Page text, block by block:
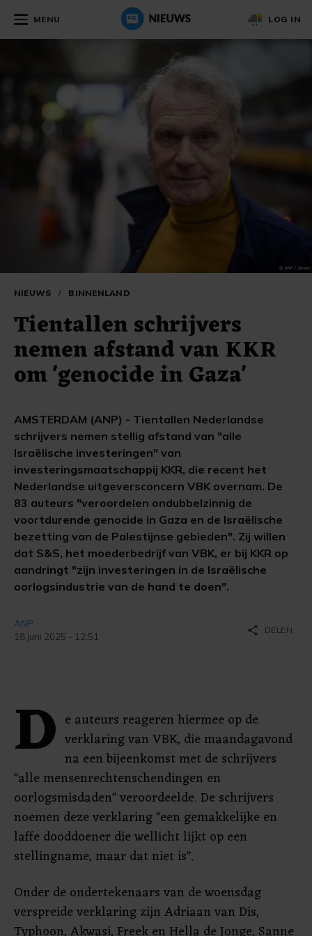
MENU LOG IN
NIEUWS / BINNENLAND
Tientallen schrijvers
nemen afstand van KKR
om 'genocide in Gaza'
AMSTERDAM (ANP) - Tientallen Nederlandse
schrijvers nemen stellig afstand van "alle
Israëlische investeringen" van
investeringsmaatschappij KKR, die recent het
Nederlandse uitgeversconcern VBK overnam. De
83 auteurs "veroordelen ondubbelzinnig de
voortdurende genocide in Gaza en de Israëlische
bezetting van de Palestijnse gebieden". Zij willen
dat S&S, het moederbedrijf van VBK, er bij KKR op
aandringt "zijn investeringen in de Israëlische
oorlogsindustrie van de hand te doen".
ANP
18 juni 2025 - 12:51
share DELEN
D e auteurs reageren hiermee op de
verklaring van VBK, die maandagavond
na een bijeenkomst met de schrijvers
"alle mensenrechtenschendingen en
oorlogsmisdaden" veroordeelde. De schrijvers
noemen deze verklaring "een gemakkelijke en
laffe dooddoener die wellicht lijkt op een
stellingname, maar dat niet is".
Onder de ondertekenaars van de woensdag
verspreide verklaring zijn Adriaan van Dis,